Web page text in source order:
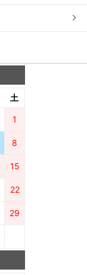
土
1
8
15
22
29